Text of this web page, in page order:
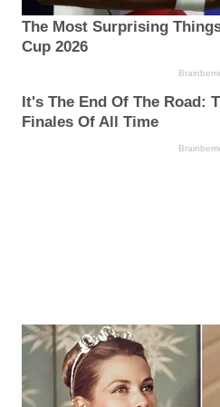
The Most Surprising
Cup 2026
It's The End Of The Road:
Finales Of All Time